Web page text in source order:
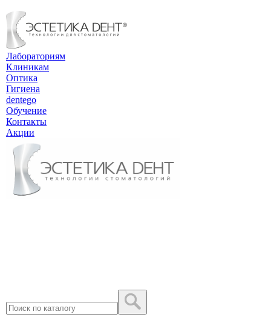
Лабораториям
Клиникам
Оптика
Гигиена
dentego
Обучение
Контакты
Акции